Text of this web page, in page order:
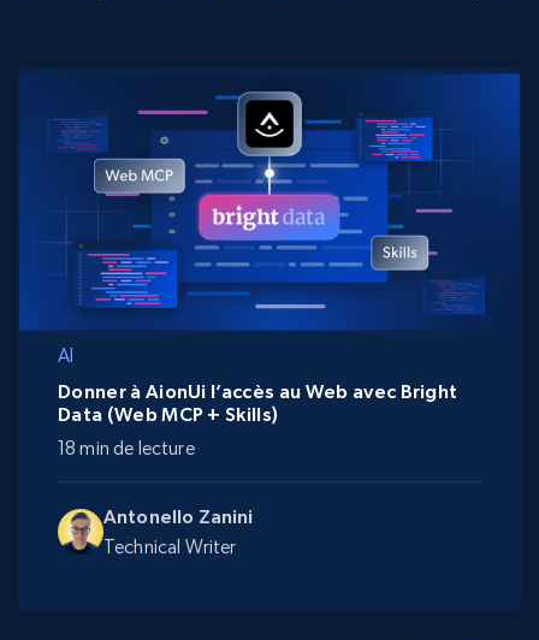
AI
Antonello Zanini
Technical Writer
Donner à AionUi l’accès au Web avec Bright
Data (Web MCP + Skills)
18 min de lecture